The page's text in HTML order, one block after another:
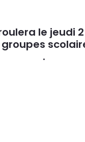
le jeudi
.